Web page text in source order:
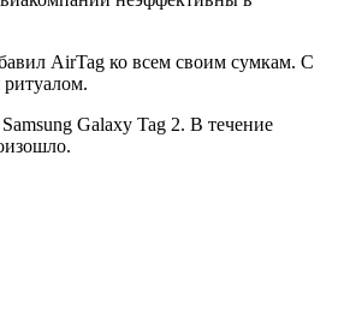
AirTag ко всем своим сумкам. С
ритуалом.
Galaxy Tag 2. В течение